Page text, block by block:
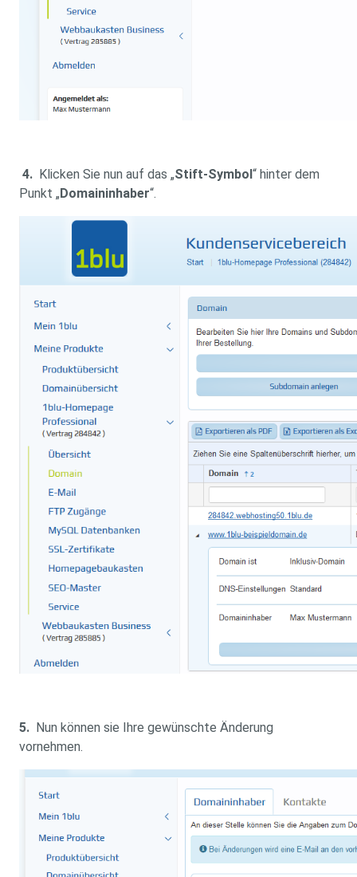
4. Klicken Sie nun auf das „Stift-Symbol“ hinter dem
Punkt „Domaininhaber“.
5. Nun können sie Ihre gewünschte Änderung
vornehmen.